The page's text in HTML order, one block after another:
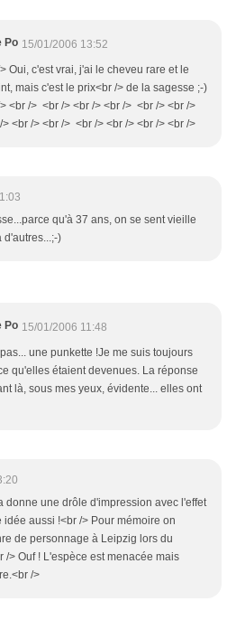
Po 15/01/2006 13:52
Oui, c'est vrai, j'ai le cheveu rare et le
mais c'est le prix<br /> de la sagesse ;-)
<br /> <br /> <br /> <br /> <br /> <br />
<br /> <br /> <br /> <br /> <br /> <br />
qu'à 37 ans, on se sent vieille
d'autres...;-)
Po 15/01/2006 11:48
une punkette !Je me suis toujours
qu'elles étaient devenues. La réponse
là, sous mes yeux, évidente... elles ont
donne une drôle d'impression avec l'effet
idée aussi !<br /> Pour mémoire on
de personnage à Leipzig lors du
/> Ouf ! L'espèce est menacée mais
/>